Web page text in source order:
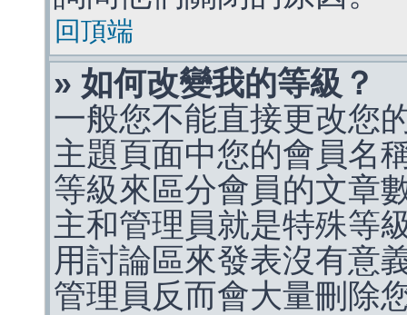
回頂端
» 如何改變我的等級？
一般您不能直接更改您
主題頁面中您的會員名
等級來區分會員的文章
主和管理員就是特殊等
用討論區來發表沒有意
管理員反而會大量刪除